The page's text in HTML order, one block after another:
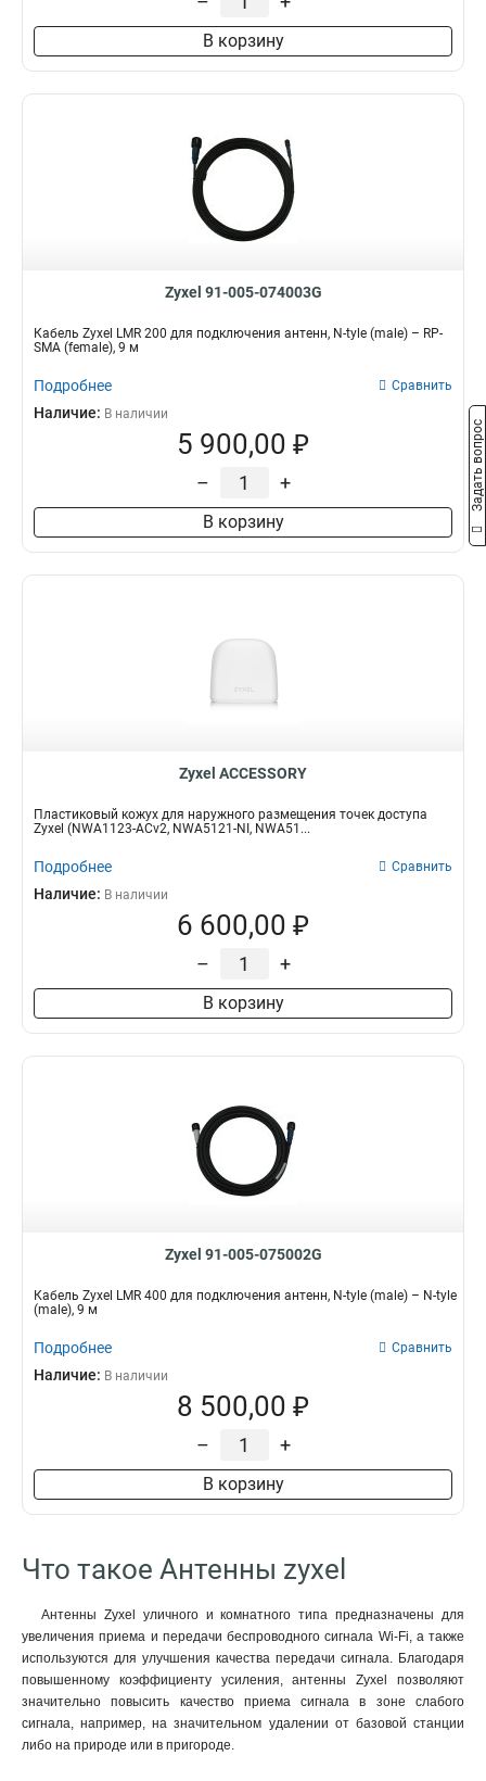
В корзину
Zyxel 91-005-074003G
Кабель Zyxel LMR 200 для подключения антенн, N-tyle (male) – RP-
SMA (female), 9 м
Подробнее Сравнить
Наличие: В наличии
5 900,00 ₽
– +
В корзину
Zyxel ACCESSORY
Пластиковый кожух для наружного размещения точек доступа
Zyxel (NWA1123-ACv2, NWA5121-NI, NWA51...
Подробнее Сравнить
Наличие: В наличии
6 600,00 ₽
– +
В корзину
Zyxel 91-005-075002G
Кабель Zyxel LMR 400 для подключения антенн, N-tyle (male) – N-tyle
(male), 9 м
Подробнее Сравнить
Наличие: В наличии
8 500,00 ₽
– +
В корзину
Что такое Антенны zyxel
Антенны Zyxel уличного и комнатного типа предназначены для
увеличения приема и передачи беспроводного сигнала Wi-Fi, а также
используются для улучшения качества передачи сигнала. Благодаря
повышенному коэффициенту усиления, антенны Zyxel позволяют
значительно повысить качество приема сигнала в зоне слабого
сигнала, например, на значительном удалении от базовой станции
либо на природе или в пригороде.
Задать вопрос